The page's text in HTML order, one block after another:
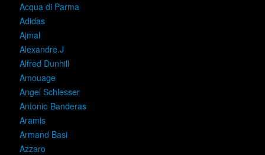
Acqua di Parma
Adidas
Ajmal
Alexandre.J
Alfred Dunhill
Amouage
Angel Schlesser
Antonio Banderas
Aramis
Armand Basi
Azzaro